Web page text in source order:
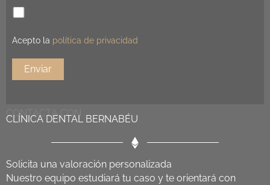
CONTACTA CON
CLÍNICA DENTAL BERNABÉU
Solicita una valoración personalizada
Nuestro equipo estudiará tu caso y te orientará con
Acepto la política de privacidad